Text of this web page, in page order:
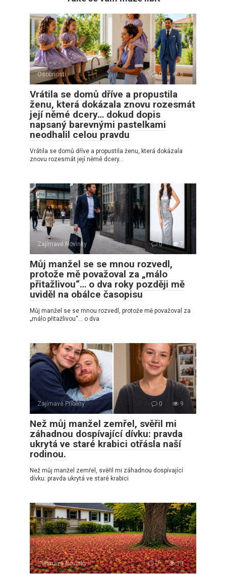
Osobnosti 0 6
Vrátila se domů dříve a propustila
ženu, která dokázala znovu rozesmát
její němé dcery… dokud dopis
napsaný barevnými pastelkami
neodhalil celou pravdu
Vrátila se domů dříve a propustila ženu, která dokázala
znovu rozesmát její němé dcery…
Zajímavé Novinky 0 7
Můj manžel se se mnou rozvedl,
protože mě považoval za „málo
přitažlivou“… o dva roky později mě
uviděl na obálce časopisu
Můj manžel se se mnou rozvedl, protože mě považoval za
„málo přitažlivou“… o dva
Zajímavé Příběhy 0 9
Než můj manžel zemřel, svěřil mi
záhadnou dospívající dívku: pravda
ukrytá ve staré krabici otřásla naší
rodinou.
Než můj manžel zemřel, svěřil mi záhadnou dospívající
dívku: pravda ukrytá ve staré krabici
Zajímavé Novinky 0 13